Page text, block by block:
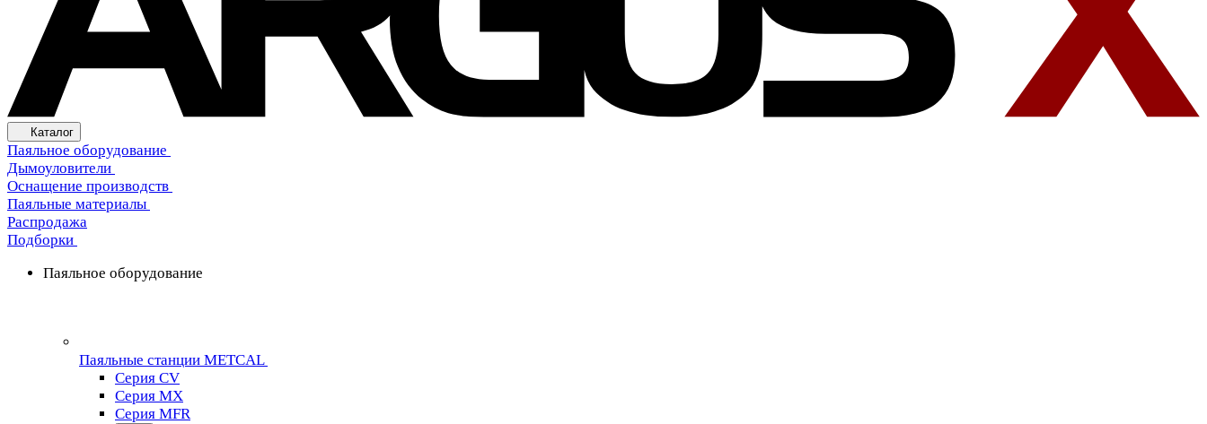
Каталог
Паяльное оборудование
Дымоуловители
Оснащение производств
Паяльные материалы
Распродажа
Подборки
Паяльное оборудование
Паяльные станции METCAL
Серия CV
Серия MX
Серия MFR